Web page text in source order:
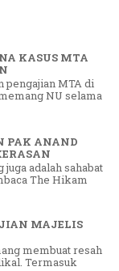
KASUS MTA
pengajian MTA di
NU selama
PAK ANAND
adalah sahabat
The Hikam
MAJELIS
membuat resah
Termasuk